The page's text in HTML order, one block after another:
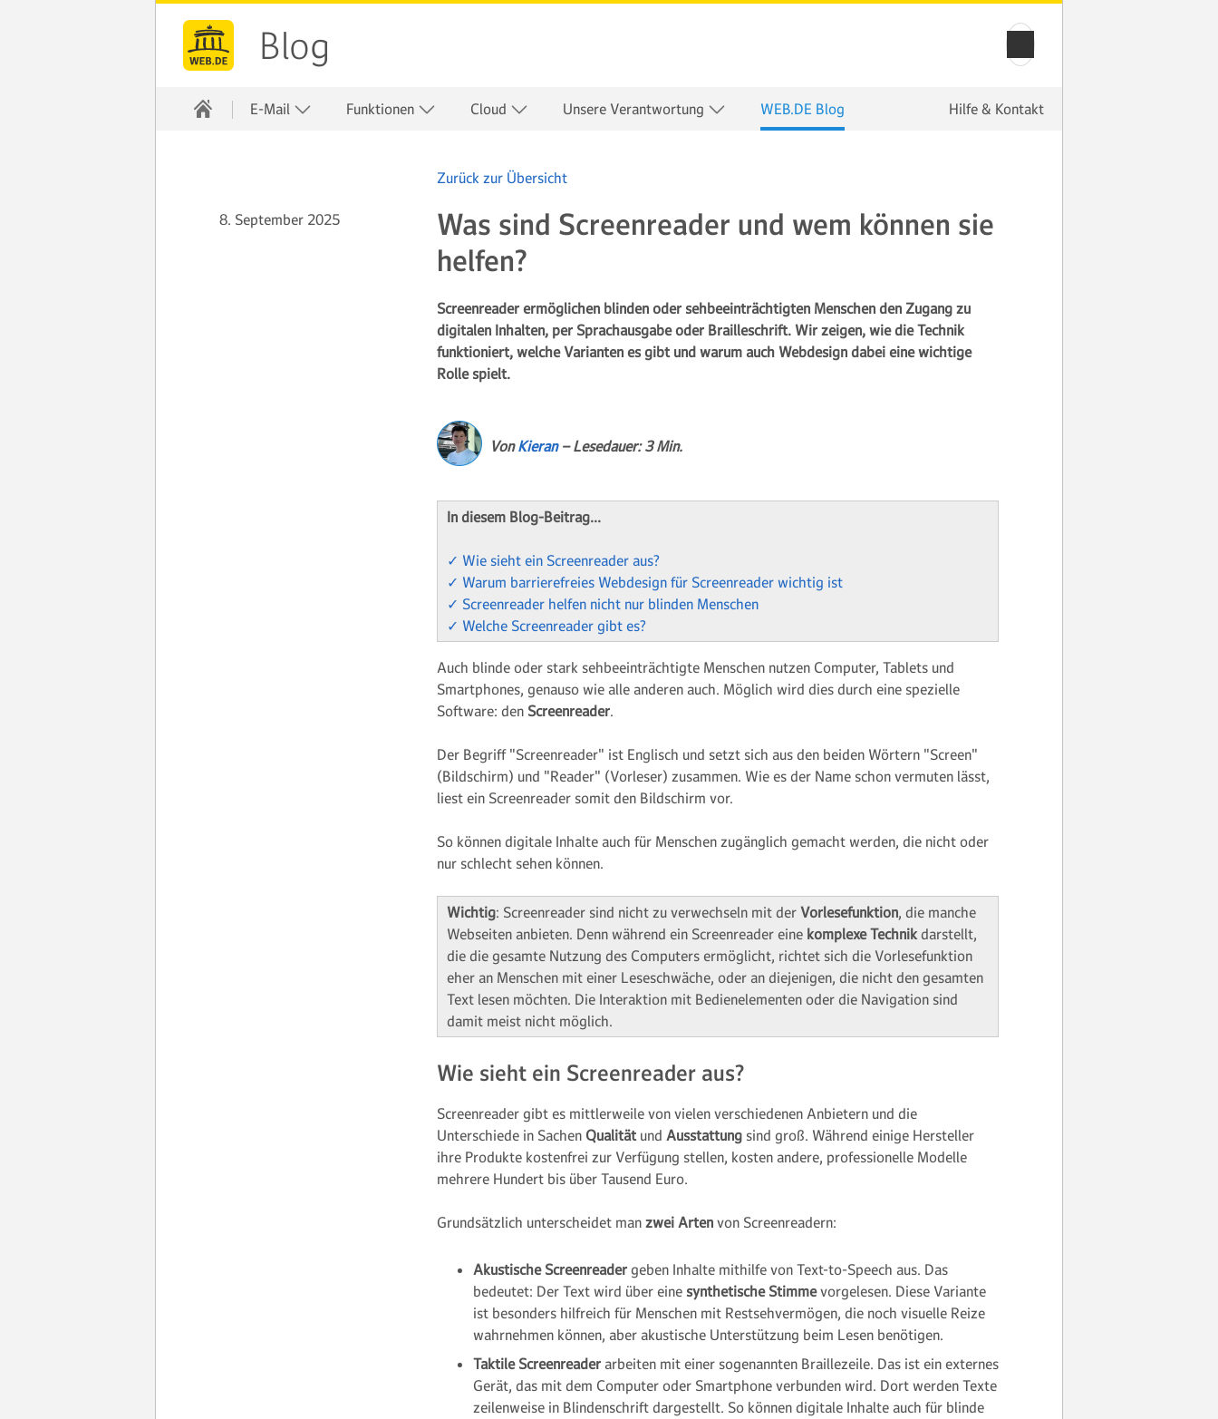
Blog
E-Mail Funktionen Cloud Unsere Verantwortung WEB.DE Blog Hilfe & Kontakt
Zurück zur Übersicht
8. September 2025
Was sind Screenreader und wem können sie
helfen?
Screenreader ermöglichen blinden oder sehbeeinträchtigten Menschen den Zugang zu
digitalen Inhalten, per Sprachausgabe oder Brailleschrift. Wir zeigen, wie die Technik
funktioniert, welche Varianten es gibt und warum auch Webdesign dabei eine wichtige
Rolle spielt.
VonKieran– Lesedauer: 3 Min.
In diesem Blog-Beitrag…
✓ Wie sieht ein Screenreader aus?
✓ Warum barrierefreies Webdesign für Screenreader wichtig ist
✓ Screenreader helfen nicht nur blinden Menschen
✓ Welche Screenreader gibt es?
Auch blinde oder stark sehbeeinträchtigte Menschen nutzen Computer, Tablets und
Smartphones, genauso wie alle anderen auch. Möglich wird dies durch eine spezielle
Software: den Screenreader.
Der Begriff "Screenreader" ist Englisch und setzt sich aus den beiden Wörtern "Screen"
(Bildschirm) und "Reader" (Vorleser) zusammen. Wie es der Name schon vermuten lässt,
liest ein Screenreader somit den Bildschirm vor.
So können digitale Inhalte auch für Menschen zugänglich gemacht werden, die nicht oder
nur schlecht sehen können.
Wichtig: Screenreader sind nicht zu verwechseln mit der Vorlesefunktion, die manche
Webseiten anbieten. Denn während ein Screenreader eine komplexe Technik darstellt,
die die gesamte Nutzung des Computers ermöglicht, richtet sich die Vorlesefunktion
eher an Menschen mit einer Leseschwäche, oder an diejenigen, die nicht den gesamten
Text lesen möchten. Die Interaktion mit Bedienelementen oder die Navigation sind
damit meist nicht möglich.
Wie sieht ein Screenreader aus?
Screenreader gibt es mittlerweile von vielen verschiedenen Anbietern und die
Unterschiede in Sachen Qualität und Ausstattung sind groß. Während einige Hersteller
ihre Produkte kostenfrei zur Verfügung stellen, kosten andere, professionelle Modelle
mehrere Hundert bis über Tausend Euro.
Grundsätzlich unterscheidet man zwei Arten von Screenreadern:
Akustische Screenreader geben Inhalte mithilfe von Text-to-Speech aus. Das
bedeutet: Der Text wird über eine synthetische Stimmevorgelesen. Diese Variante
ist besonders hilfreich für Menschen mit Restsehvermögen, die noch visuelle Reize
wahrnehmen können, aber akustische Unterstützung beim Lesen benötigen.
Taktile Screenreader arbeiten mit einer sogenannten Braillezeile. Das ist ein externes
Gerät, das mit dem Computer oder Smartphone verbunden wird. Dort werden Texte
zeilenweise in Blindenschrift dargestellt. So können digitale Inhalte auch für blinde